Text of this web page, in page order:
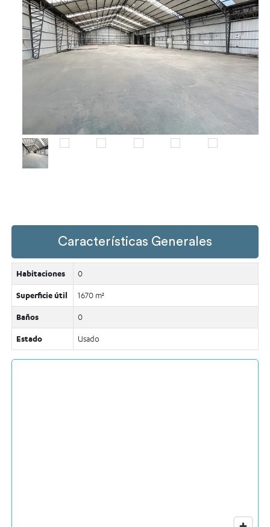
Características Generales
Habitaciones 0
Superficie útil 1670 m²
Baños 0
Estado Usado